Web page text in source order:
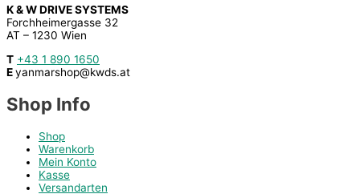
K & W DRIVE SYSTEMS
Forchheimergasse 32
AT – 1230 Wien
T +43 1 890 1650
Eyanmarshop@kwds.at
Shop Info
Shop
Warenkorb
Mein Konto
Kasse
Versandarten